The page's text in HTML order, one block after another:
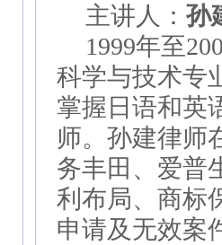
主讲人： 孙
1999年至
科学与技术专
掌握日语和英
师。孙建律师
务丰田、爱普
利布局、商标
申请及无效案